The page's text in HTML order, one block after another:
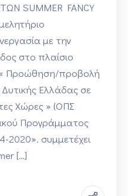
SUMMER FANCY
με την
στο πλαίσιο
Προώθηση/προβολή
Ελλάδας σε
Χώρες » (ΟΠΣ
Προγράμματος
2020». συμμετέχει
[…]